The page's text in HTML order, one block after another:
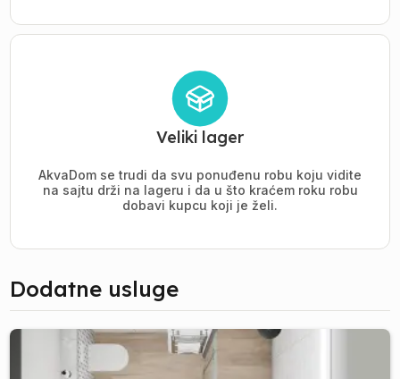
Veliki lager
AkvaDom se trudi da svu ponuđenu robu koju vidite
na sajtu drži na lageru i da u što kraćem roku robu
dobavi kupcu koji je želi.
Dodatne usluge